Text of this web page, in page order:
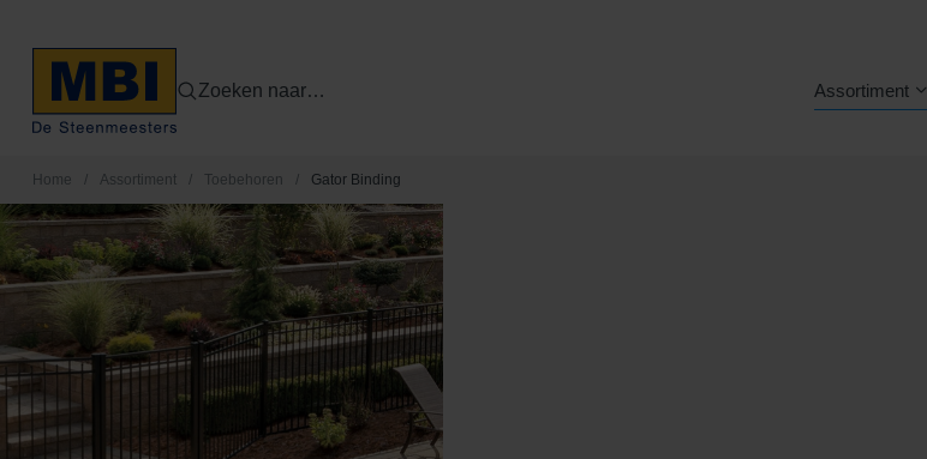
Zoeken naar… Assortiment
Home / Assortiment / Toebehoren / Gator Binding